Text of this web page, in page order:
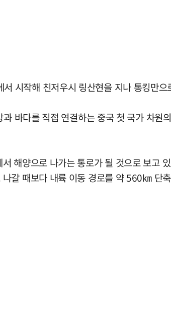
시작해 친저우시 링산현을 지나 통킹만으
바다를 직접 연결하는 중국 첫 국가 차
해양으로 나가는 통로가 될 것으로 보
갈 때보다 내륙 이동 경로를 약 560㎞ 단